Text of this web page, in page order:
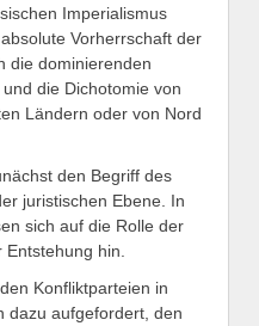
Imperialismus
Vorherrschaft der
die dominierenden
die Dichotomie von
Ländern oder von Nord
den Begriff des
juristischen Ebene. In
sich auf die Rolle der
hin.
Konfliktparteien in
dazu aufgefordert, den